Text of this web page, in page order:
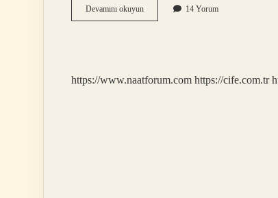
Devamını okuyunKına
Nereden
14 Yorum
https://www.naatforum.com https://cife.com.tr